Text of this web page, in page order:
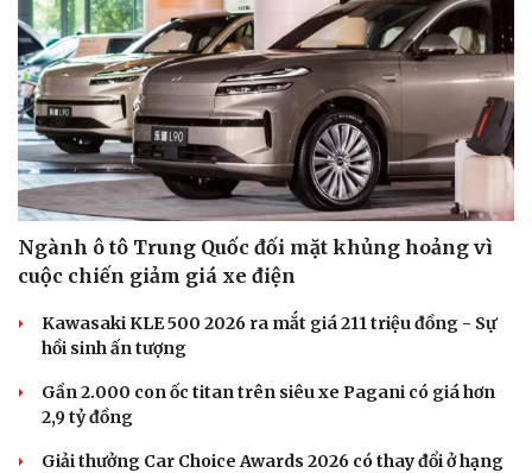
Ngành ô tô Trung Quốc đối mặt khủng hoảng vì
cuộc chiến giảm giá xe điện
Kawasaki KLE 500 2026 ra mắt giá 211 triệu đồng - Sự
hồi sinh ấn tượng
Gần 2.000 con ốc titan trên siêu xe Pagani có giá hơn
2,9 tỷ đồng
Giải thưởng Car Choice Awards 2026 có thay đổi ở hạng